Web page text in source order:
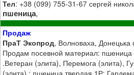
Тел: +38 (099) 755-31-67 сергей
пшеница,
Продаж
ПраТ Экопрод, Волноваха, Донецька
Продам посевной материал: пшеница
.Ветеран (элита), Перемога (элита),